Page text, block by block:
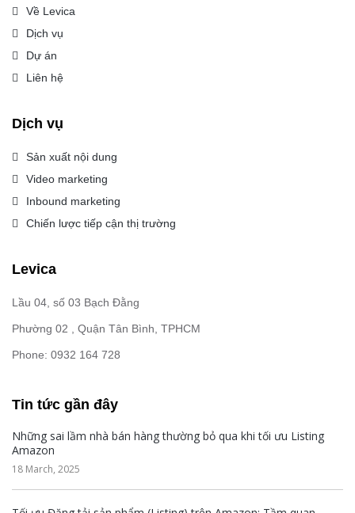
Về Levica
Dịch vụ
Dự án
Liên hệ
Dịch vụ
Sản xuất nội dung
Video marketing
Inbound marketing
Chiến lược tiếp cận thị trường
Levica
Lầu 04, số 03 Bạch Đằng
Phường 02 , Quận Tân Bình, TPHCM
Phone: 0932 164 728
Tin tức gần đây
Những sai lầm nhà bán hàng thường bỏ qua khi tối ưu Listing
Amazon
18 March, 2025